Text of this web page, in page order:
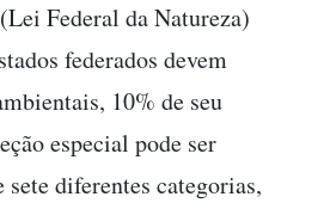
(Lei Federal da Natureza)
federados devem
10% de seu
especial pode ser
sete diferentes categorias,